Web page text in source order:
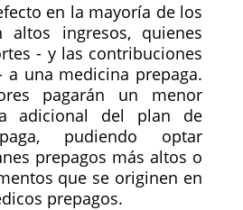
en la mayoría de los
altos ingresos, quienes
- y las contribuciones
a una medicina prepaga.
pagarán un menor
adicional del plan de
pudiendo optar
prepagos más altos o
que se originen en
prepagos.